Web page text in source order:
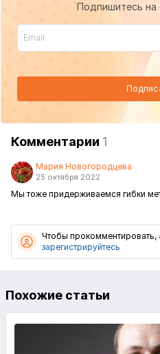
Подпишитесь на
Комментарии 1
Мария Новогородцева
25 октября 2022
Мы тоже придерживаемся гибки
Чтобы прокомментировать,
зарегистрируйтесь
Похожие статьи